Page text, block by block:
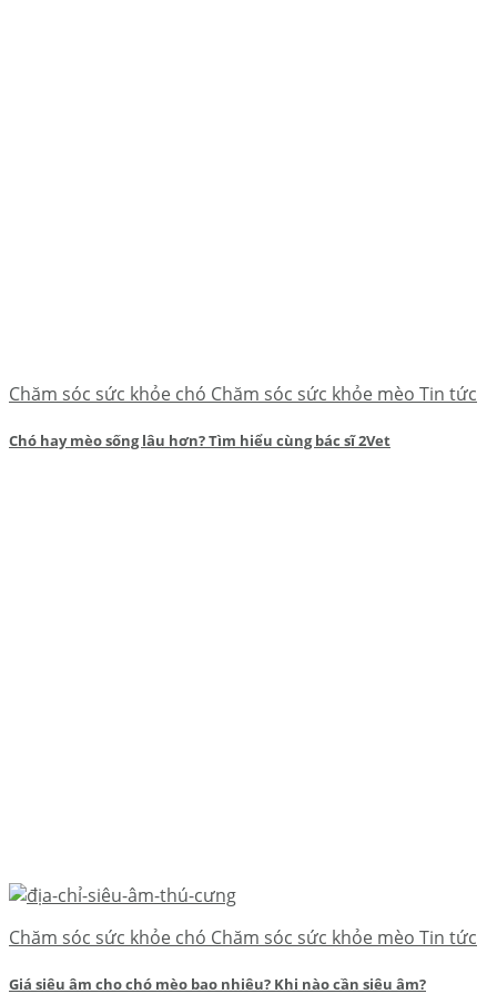
Chăm sóc sức khỏe chó Chăm sóc sức khỏe mèo Tin tức
Chó hay mèo sống lâu hơn? Tìm hiểu cùng bác sĩ 2Vet
Chăm sóc sức khỏe chó Chăm sóc sức khỏe mèo Tin tức
Giá siêu âm cho chó mèo bao nhiêu? Khi nào cần siêu âm?